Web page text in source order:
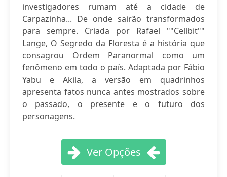
investigadores rumam até a cidade de
Carpazinha... De onde sairão transformados
para sempre. Criada por Rafael ""Cellbit""
Lange, O Segredo da Floresta é a história que
consagrou Ordem Paranormal como um
fenômeno em todo o país. Adaptada por Fábio
Yabu e Akila, a versão em quadrinhos
apresenta fatos nunca antes mostrados sobre
o passado, o presente e o futuro dos
personagens.
Ver Opções